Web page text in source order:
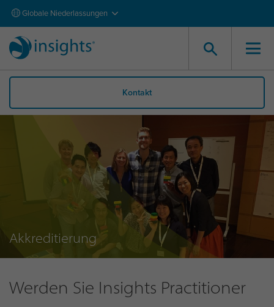
Globale Niederlassungen
Kontakt
Akkreditierung
Werden Sie Insights Practitioner